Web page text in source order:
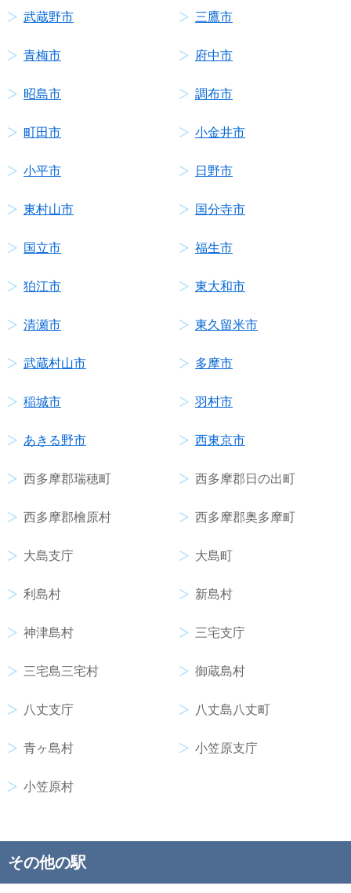
武蔵野市 三鷹市
青梅市 府中市
昭島市 調布市
町田市 小金井市
小平市 日野市
東村山市 国分寺市
国立市 福生市
狛江市 東大和市
清瀬市 東久留米市
武蔵村山市 多摩市
稲城市 羽村市
あきる野市 西東京市
西多摩郡瑞穂町 西多摩郡日の出町
西多摩郡檜原村 西多摩郡奥多摩町
大島支庁 大島町
利島村 新島村
神津島村 三宅支庁
三宅島三宅村 御蔵島村
八丈支庁 八丈島八丈町
青ヶ島村 小笠原支庁
小笠原村
その他の駅